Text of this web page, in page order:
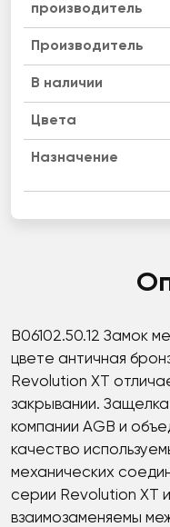
производитель
Производитель
B наличии
Цвета
Назначение
B06102.50.12 Замок
цвете античная
Revolution XT
закрывании.
компании AGB и
качество
механических
серии Revolution XT
взаимозаменяемы